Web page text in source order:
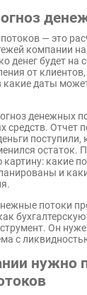
— это
компании
денег будет на
от
какие даты
денежных
средств. Отчет
остаток.
какие
и
потоки
Он
с
нужно